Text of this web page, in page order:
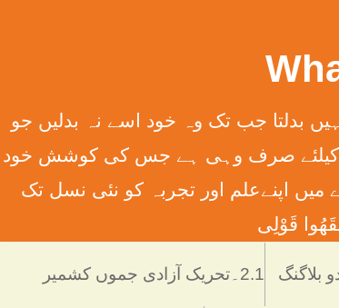
الله تعالٰی کسی قوم کی حالت نہیں بدلتا جب تک وہ خود اسے نہ بدلیں جو
النّجم آیت 39) ترجمہ ۔ اور یہ کہ ہر انسان کیلئے صرف وہی ہے جس کی کوشش خود
میں اپنےعلم اور تجربہ کو نئی نسل تک
قَوْلِی
2.1۔تحریک آزادی جموں کشمیر